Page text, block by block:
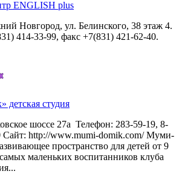
ENGLISH plus
Новгород, ул. Белинского, 38 этаж 4.
414-33-99, факс +7(831) 421-62-40.
детская студия
шоссе 27а Телефон: 283-59-19, 8-
Сайт: http://www.mumi-domik.com/ Муми-
пространство для детей от 9
маленьких воспитанников клуба